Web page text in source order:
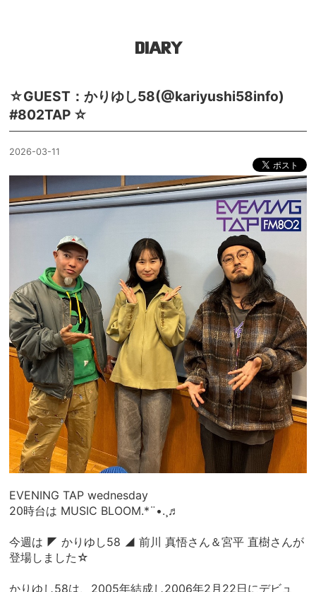
DIARY
☆GUEST：かりゆし58(@kariyushi58info)
#802TAP ☆
2026-03-11
EVENING TAP wednesday
20時台は MUSIC BLOOM.*¨•.¸♬
今週は ◤ かりゆし58 ◢ 前川 真悟さん＆宮平 直樹さんが
登場しました☆
かりゆし58は、2005年結成し2006年2月22日にデビュ